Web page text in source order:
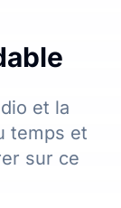
et la
temps et
sur ce